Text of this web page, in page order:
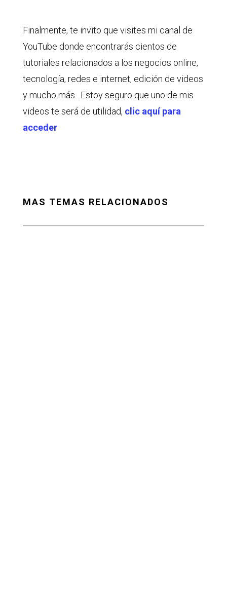
Finalmente, te invito que visites mi canal de
YouTube donde encontrarás cientos de
tutoriales relacionados a los negocios online,
tecnología, redes e internet, edición de videos
y mucho más…Estoy seguro que uno de mis
videos te será de utilidad, clic aquí para
acceder
MAS TEMAS RELACIONADOS